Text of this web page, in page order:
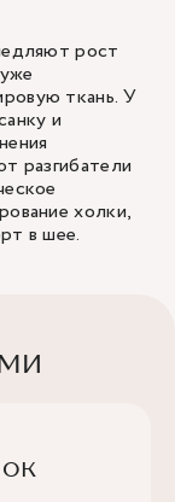
рост
ткань. У
и
разгибатели
холки,
в шее.